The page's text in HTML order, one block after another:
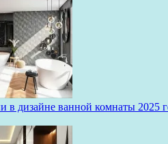
в дизайне ванной комнаты 2025